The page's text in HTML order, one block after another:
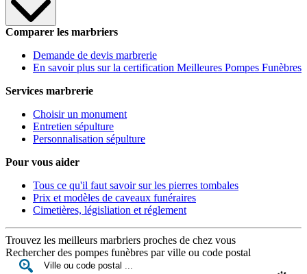
Comparer les marbriers
Demande de devis marbrerie
En savoir plus sur la certification Meilleures Pompes Funèbres
Services marbrerie
Choisir un monument
Entretien sépulture
Personnalisation sépulture
Pour vous aider
Tous ce qu'il faut savoir sur les pierres tombales
Prix et modèles de caveaux funéraires
Cimetières, législiation et réglement
Trouvez les meilleurs marbriers proches de chez vous
Rechercher des pompes funèbres par ville ou code postal